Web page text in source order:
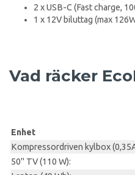
2 x USB-C (Fast charge,
1 x 12V biluttag (max
Vad räcker
Enhet
Kompressordriven kylbox
50" TV (110 W):